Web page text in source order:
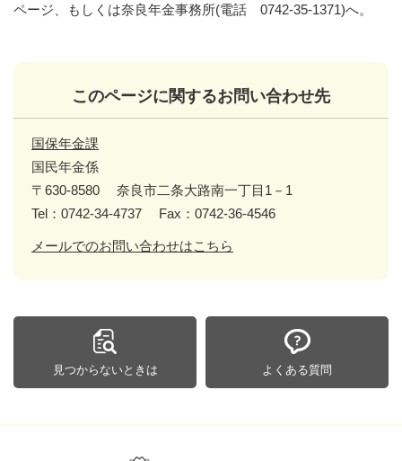
ページ、もしくは奈良年金事務所(電話 0742-35-1371)へ。
このページに関するお問い合わせ先
国保年金課
国民年金係
〒630-8580
奈良市二条大路南一丁目1－1
Tel：0742-34-4737
Fax：0742-36-4546
メールでのお問い合わせはこちら
見つからないときは よくある質問